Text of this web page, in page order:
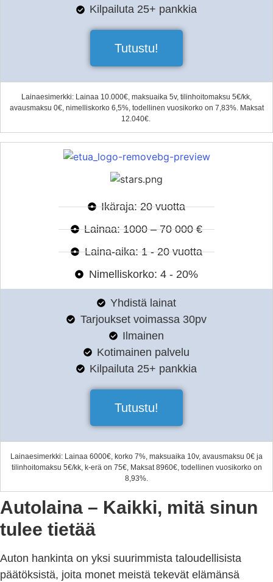
Kilpailuta 25+ pankkia
Tutustu!
Lainaesimerkki: Lainaa 10.000€, maksuaika 5v, tilinhoitomaksu 5€/kk,
avausmaksu 0€, nimelliskorko 6,5%, todellinen vuosikorko on 7,83%. Maksat
12.040€.
Ikäraja: 20 vuotta
Lainaa: 1000 – 70 000 €
Laina-aika: 1 - 20 vuotta
Nimelliskorko: 4 - 20%
Yhdistä lainat
Tarjoukset voimassa 30pv
Ilmainen
Kotimainen palvelu
Kilpailuta 25+ pankkia
Tutustu!
Lainaesimerkki: Lainaa 6000€, korko 7%, maksuaika 10v, avausmaksu 0€ ja
tilinhoitomaksu 5€/kk, k-erä on 75€, Maksat 8960€, todellinen vuosikorko on
8,93%.
Autolaina – Kaikki, mitä sinun
tulee tietää
Auton hankinta on yksi suurimmista taloudellisista
päätöksistä, joita monet meistä tekevät elämänsä